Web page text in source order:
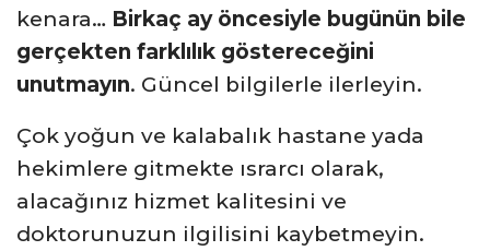
kenara… Birkaç ay öncesiyle bugünün bile
gerçekten farklılık göstereceğini
unutmayın. Güncel bilgilerle ilerleyin.
Çok yoğun ve kalabalık hastane yada
hekimlere gitmekte ısrarcı olarak,
alacağınız hizmet kalitesini ve
doktorunuzun ilgilisini kaybetmeyin.